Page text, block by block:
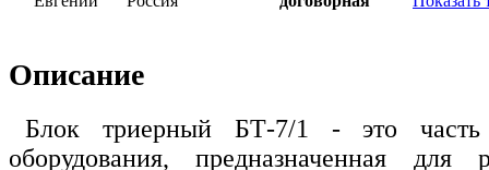
Описание
Блок триерный БТ-7/1 - это часть
оборудования, предназначенная для